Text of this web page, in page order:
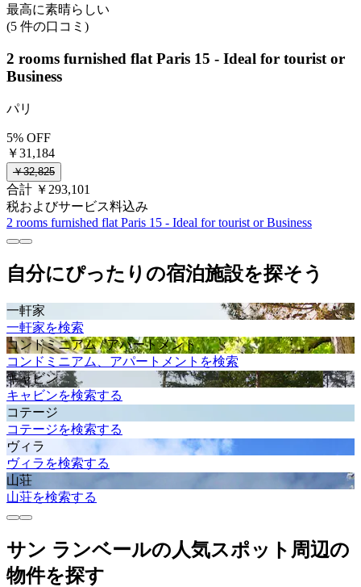
最高に素晴らしい
(5 件の口コミ)
2 rooms furnished flat Paris 15 - Ideal for tourist or
Business
パリ
5% OFF
￥31,184
￥32,825
合計 ￥293,101
税およびサービス料込み
2 rooms furnished flat Paris 15 - Ideal for tourist or Business
自分にぴったりの宿泊施設を探そう
一軒家
一軒家を検索
コンドミニアム / アパートメント
コンドミニアム、アパートメントを検索
キャビン
キャビンを検索する
コテージ
コテージを検索する
ヴィラ
ヴィラを検索する
山荘
山荘を検索する
サン ランベールの人気スポット周辺の
物件を探す